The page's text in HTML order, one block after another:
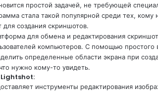
простой задачей, не требующей
стала такой популярной среди тех, кому
создания скриншотов.
для обмена и редактирования
компьютеров. С помощью простого
определенные области экрана при
нужно кому-то увидеть.
Lightshot:
инструменты редактирования